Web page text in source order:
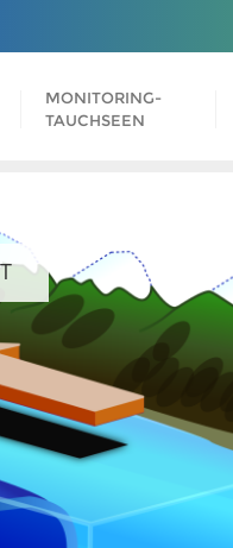
MONITORING-
TAUCHSEEN